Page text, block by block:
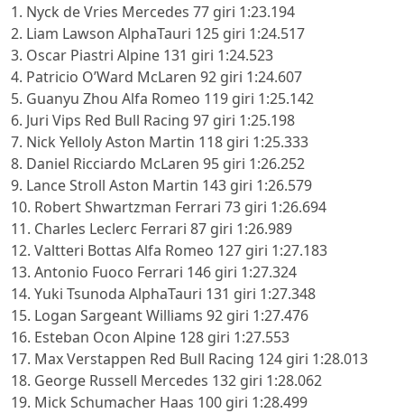
1. Nyck de Vries Mercedes 77 giri 1:23.194
2. Liam Lawson AlphaTauri 125 giri 1:24.517
3. Oscar Piastri Alpine 131 giri 1:24.523
4. Patricio O’Ward McLaren 92 giri 1:24.607
5. Guanyu Zhou Alfa Romeo 119 giri 1:25.142
6. Juri Vips Red Bull Racing 97 giri 1:25.198
7. Nick Yelloly Aston Martin 118 giri 1:25.333
8. Daniel Ricciardo McLaren 95 giri 1:26.252
9. Lance Stroll Aston Martin 143 giri 1:26.579
10. Robert Shwartzman Ferrari 73 giri 1:26.694
11. Charles Leclerc Ferrari 87 giri 1:26.989
12. Valtteri Bottas Alfa Romeo 127 giri 1:27.183
13. Antonio Fuoco Ferrari 146 giri 1:27.324
14. Yuki Tsunoda AlphaTauri 131 giri 1:27.348
15. Logan Sargeant Williams 92 giri 1:27.476
16. Esteban Ocon Alpine 128 giri 1:27.553
17. Max Verstappen Red Bull Racing 124 giri 1:28.013
18. George Russell Mercedes 132 giri 1:28.062
19. Mick Schumacher Haas 100 giri 1:28.499